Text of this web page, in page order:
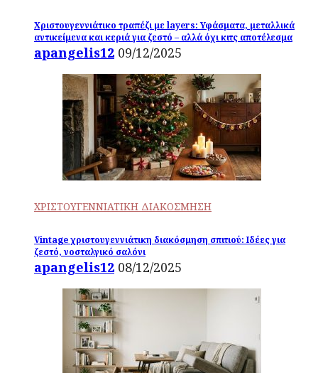
Χριστουγεννιάτικο τραπέζι με layers: Υφάσματα, μεταλλικά
αντικείμενα και κεριά για ζεστό – αλλά όχι κιτς αποτέλεσμα
apangelis12 09/12/2025
ΧΡΙΣΤΟΥΓΕΝΝΙΑΤΙΚΗ ΔΙΑΚΟΣΜΗΣΗ
Vintage χριστουγεννιάτικη διακόσμηση σπιτιού: Ιδέες για
ζεστό, νοσταλγικό σαλόνι
apangelis12 08/12/2025